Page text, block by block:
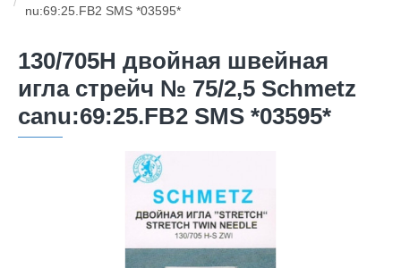
nu:69:25.FB2 SMS *03595*
130/705H двойная швейная
игла стрейч № 75/2,5 Schmetz
canu:69:25.FB2 SMS *03595*